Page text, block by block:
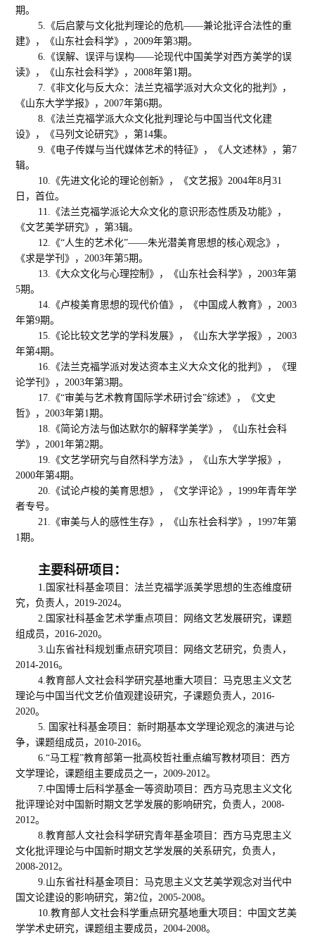
期。
5.《后启蒙与文化批判理论的危机——兼论批评合法性的重
建》，《山东社会科学》，2009年第3期。
6.《误解、误评与误构——论现代中国美学对西方美学的误
读》，《山东社会科学》，2008年第1期。
7.《非文化与反大众：法兰克福学派对大众文化的批判》，
《山东大学学报》，2007年第6期。
8.《法兰克福学派大众文化批判理论与中国当代文化建
设》，《马列文论研究》，第14集。
9.《电子传媒与当代媒体艺术的特征》，《人文述林》，第7
辑。
10.《先进文化论的理论创新》，《文艺报》2004年8月31
日，首位。
11.《法兰克福学派论大众文化的意识形态性质及功能》，
《文艺美学研究》，第3辑。
12.《“人生的艺术化”——朱光潜美育思想的核心观念》，
《求是学刊》，2003年第5期。
13.《大众文化与心理控制》，《山东社会科学》，2003年第
5期。
14.《卢梭美育思想的现代价值》，《中国成人教育》，2003
年第9期。
15.《论比较文艺学的学科发展》，《山东大学学报》，2003
年第4期。
16.《法兰克福学派对发达资本主义大众文化的批判》，《理
论学刊》，2003年第3期。
17.《“审美与艺术教育国际学术研讨会”综述》，《文史
哲》，2003年第1期。
18.《简论方法与伽达默尔的解释学美学》，《山东社会科
学》，2001年第2期。
19.《文艺学研究与自然科学方法》，《山东大学学报》，
2000年第4期。
20.《试论卢梭的美育思想》，《文学评论》，1999年青年学
者专号。
21.《审美与人的感性生存》，《山东社会科学》，1997年第
1期。
主要科研项目：
1. 国家社科基金项目：法兰克福学派美学思想的生态维度研
究，负责人，2019-2024。
2.国家社科基金艺术学重点项目：网络文艺发展研究，课题
组成员 ，2016-2020。
3.山东省社科规划重点研究项目：网络文艺研究，负责人，
2014-2016。
4.教育部人文社会科学研究基地重大项目 ：马克思主义文艺
理论与中国当代文艺价值观建设研究，子课题负责人，2016-
2020。
5. 国家社科基金项目：新时期基本文学理论观念的演进与论
争，课题组成员，2010-2016。
6.“马工程”教育部第一批高校哲社重点编写教材项目：西方
文学理论，课题组主要成员之一，2009-2012。
7.中国博士后科学基金一等资助项目：西方马克思主义文化
批评理论对中国新时期文艺学发展的影响研究，负责人 ，2008-
2012。
8.教育部人文社会科学研究青年基金项目：西方马克思主义
文化批评理论与中国新时期文艺学发展的关系研究，负责人 ，
2008-2012。
9.山东省社科基金项目：马克思主义文艺美学观念对当代中
国文论建设的影响研究，第2位 ，2005-2008。
10.教育部人文社会科学重点研究基地重大项目：中国文艺美
学学术史研究，课题组主要成员 ，2004-2008。